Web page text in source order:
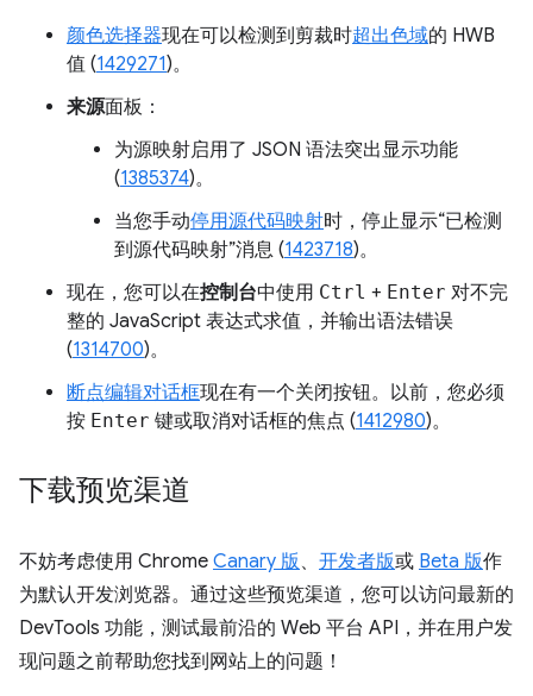
颜色选择器现在可以检测到剪裁时超出色域的 HWB
值 (1429271)。
来源面板：
为源映射启用了 JSON 语法突出显示功能
(1385374)。
当您手动停用源代码映射时，停止显示“已检测
到源代码映射”消息 (1423718)。
现在，您可以在控制台中使用 Ctrl + Enter 对不完
整的 JavaScript 表达式求值，并输出语法错误
(1314700)。
断点编辑对话框现在有一个关闭按钮。以前，您必须
按 Enter 键或取消对话框的焦点 (1412980)。
下载预览渠道
不妨考虑使用 Chrome Canary 版、 开发者版或 Beta 版作
为默认开发浏览器。通过这些预览渠道，您可以访问最新的
DevTools 功能，测试最前沿的 Web 平台 API，并在用户发
现问题之前帮助您找到网站上的问题！